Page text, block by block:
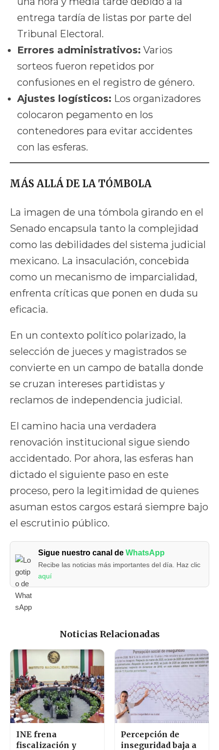
entrega tardía de listas por parte del
Tribunal Electoral.
Errores administrativos: Varios
sorteos fueron repetidos por
confusiones en el registro de género.
Ajustes logísticos: Los organizadores
colocaron pegamento en los
contenedores para evitar accidentes
con las esferas.
MÁS ALLÁ DE LA TÓMBOLA
La imagen de una tómbola girando en el
Senado encapsula tanto la complejidad
como las debilidades del sistema judicial
mexicano. La insaculación, concebida
como un mecanismo de imparcialidad,
enfrenta críticas que ponen en duda su
eficacia.
En un contexto político polarizado, la
selección de jueces y magistrados se
convierte en un campo de batalla donde
se cruzan intereses partidistas y
reclamos de independencia judicial.
El camino hacia una verdadera
renovación institucional sigue siendo
accidentado. Por ahora, las esferas han
dictado el siguiente paso en este
proceso, pero la legitimidad de quienes
asuman estos cargos estará siempre bajo
el escrutinio público.
Sigue nuestro canal deWhatsApp
Recibe las noticias más importantes del día. Haz clic
aquí
Noticias Relacionadas
INE frena
fiscalización y
Percepción de
inseguridad baja a